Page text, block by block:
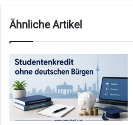
Ähnliche Artikel